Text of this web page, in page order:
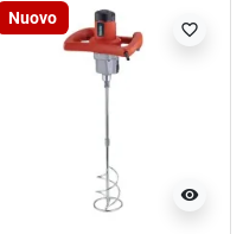
Nuovo
visibility
favorite_border